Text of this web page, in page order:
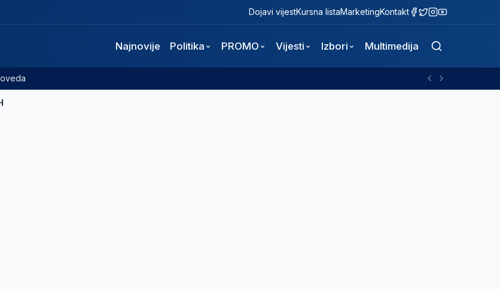
Dojavi vijestKursna listaMarketingKontakt
Najnovije Politika PROMO Vijesti Izbori Multimedija